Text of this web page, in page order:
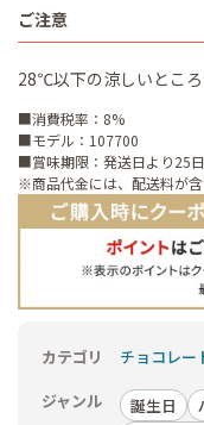
ご注意
28℃以下の涼しいところ
■消費税率：8%
■モデル：107700
■賞味期限：発送日より25
※商品代金には、配送料が含
カテゴリ チョコレー
ジャンル
誕生日